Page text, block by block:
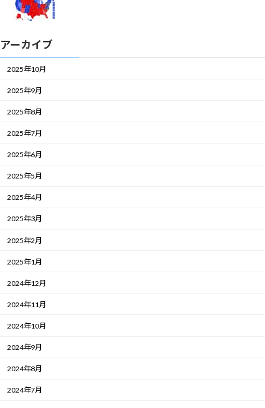
アーカイブ
2025年10月
2025年9月
2025年8月
2025年7月
2025年6月
2025年5月
2025年4月
2025年3月
2025年2月
2025年1月
2024年12月
2024年11月
2024年10月
2024年9月
2024年8月
2024年7月